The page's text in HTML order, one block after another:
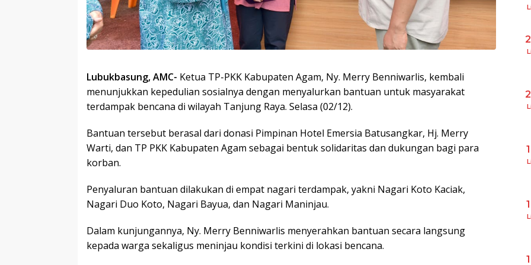
Lubukbasung, AMC- Ketua TP-PKK Kabupaten Agam, Ny. Merry Benniwarlis, kembali
menunjukkan kepedulian sosialnya dengan menyalurkan bantuan untuk masyarakat
terdampak bencana di wilayah Tanjung Raya. Selasa (02/12).
Bantuan tersebut berasal dari donasi Pimpinan Hotel Emersia Batusangkar, Hj. Merry
Warti, dan TP PKK Kabupaten Agam sebagai bentuk solidaritas dan dukungan bagi para
korban.
Penyaluran bantuan dilakukan di empat nagari terdampak, yakni Nagari Koto Kaciak,
Nagari Duo Koto, Nagari Bayua, dan Nagari Maninjau.
Dalam kunjungannya, Ny. Merry Benniwarlis menyerahkan bantuan secara langsung
kepada warga sekaligus meninjau kondisi terkini di lokasi bencana.